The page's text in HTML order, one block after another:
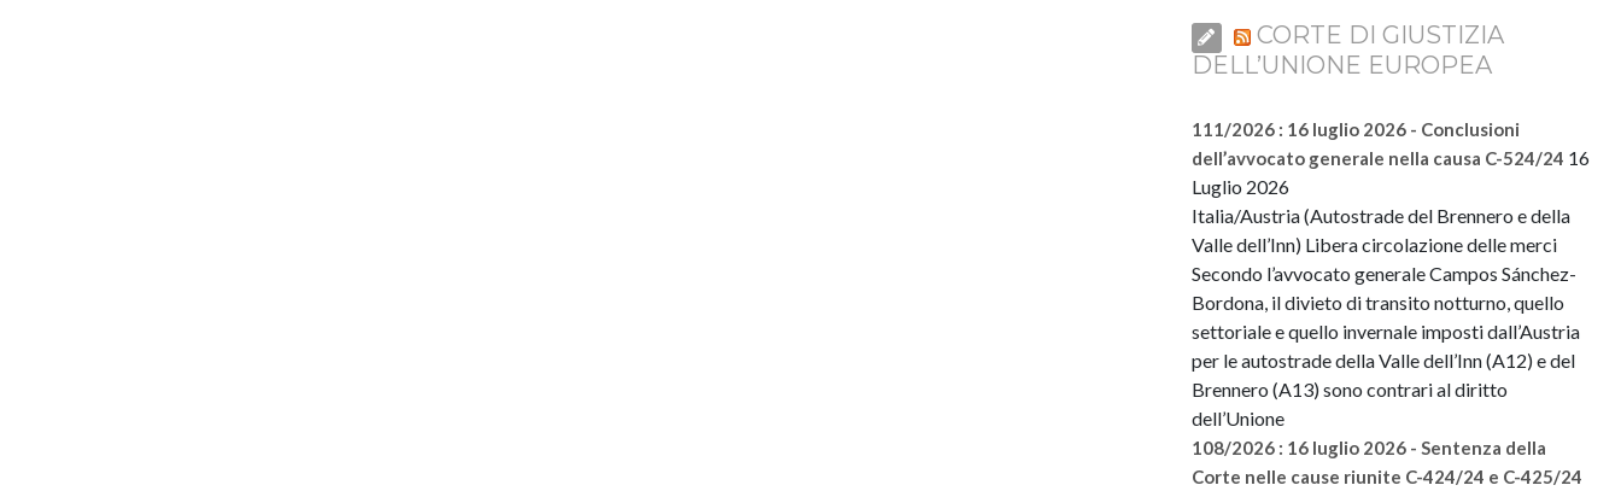
CORTE DI GIUSTIZIA
DELL’UNIONE EUROPEA
111/2026 : 16 luglio 2026 - Conclusioni
dell’avvocato generale nella causa C-524/24 16
Luglio 2026
Italia/Austria (Autostrade del Brennero e della
Valle dell’Inn) Libera circolazione delle merci
Secondo l’avvocato generale Campos Sánchez-
Bordona, il divieto di transito notturno, quello
settoriale e quello invernale imposti dall’Austria
per le autostrade della Valle dell’Inn (A12) e del
Brennero (A13) sono contrari al diritto
dell’Unione
108/2026 : 16 luglio 2026 - Sentenza della
Corte nelle cause riunite C-424/24 e C-425/24